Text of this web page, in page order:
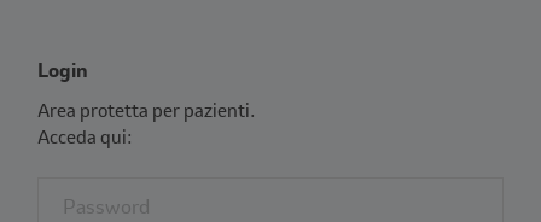
Login
Area protetta per pazienti.
Acceda qui: